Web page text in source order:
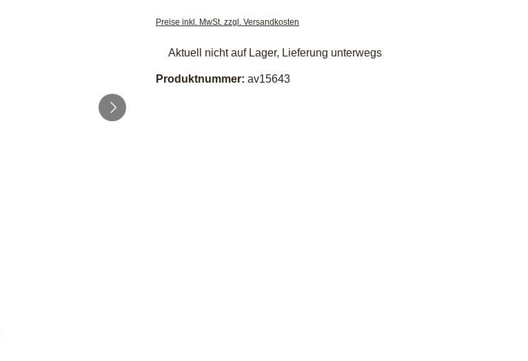
Preise inkl. MwSt. zzgl. Versandkosten
Aktuell nicht auf Lager, Lieferung unterwegs
Produktnummer: av15643